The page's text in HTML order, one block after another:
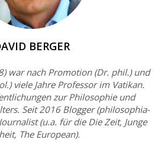
BERGER
war nach Promotion (Dr. phil.) und
viele Jahre Professor im Vatikan.
zur Philosophie und
Seit 2016 Blogger (philosophia-
(u.a. für die Die Zeit, Junge
The European).